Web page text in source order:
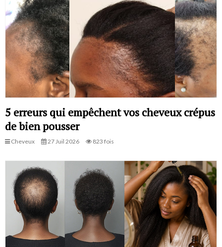
5 erreurs qui empêchent vos cheveux crépus
de bien pousser
Cheveux 27 Juil 2026 823 fois